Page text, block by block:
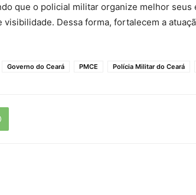
que o policial militar organize melhor seus
visibilidade. Dessa forma, fortalecem a
Governo do Ceará PMCE Polícia Militar do Ceará